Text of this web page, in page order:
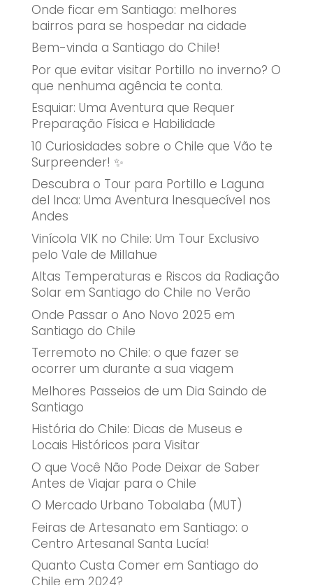
Onde ficar em Santiago: melhores
bairros para se hospedar na cidade
Bem-vinda a Santiago do Chile!
Por que evitar visitar Portillo no inverno? O
que nenhuma agência te conta.
Esquiar: Uma Aventura que Requer
Preparação Física e Habilidade
10 Curiosidades sobre o Chile que Vão te
Surpreender! ✨
Descubra o Tour para Portillo e Laguna
del Inca: Uma Aventura Inesquecível nos
Andes
Vinícola VIK no Chile: Um Tour Exclusivo
pelo Vale de Millahue
Altas Temperaturas e Riscos da Radiação
Solar em Santiago do Chile no Verão
Onde Passar o Ano Novo 2025 em
Santiago do Chile
Terremoto no Chile: o que fazer se
ocorrer um durante a sua viagem
Melhores Passeios de um Dia Saindo de
Santiago
História do Chile: Dicas de Museus e
Locais Históricos para Visitar
O que Você Não Pode Deixar de Saber
Antes de Viajar para o Chile
O Mercado Urbano Tobalaba (MUT)
Feiras de Artesanato em Santiago: o
Centro Artesanal Santa Lucía!
Quanto Custa Comer em Santiago do